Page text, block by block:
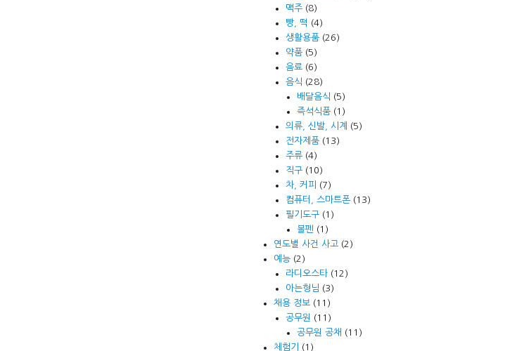
맥주(8)
빵, 떡 (4)
생활용품(26)
약품(5)
음료(6)
음식 (28)
배달음식 (5)
즉석식품(1)
의류, 신발, 시계
(5)
전자제품(13)
주류(4)
직구(10)
차, 커피
(7)
컴퓨터, 스마트폰(13)
필기도구(1)
볼펜 (1)
연도별 사건 사고 (2)
예능 (2)
라디오스타(12)
아는형님 (3)
채용 정보 (11)
공무원
(11)
공무원 공채 (11)
체험기
(1)